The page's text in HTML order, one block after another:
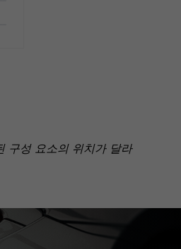
구성 요소의 위치가 달라